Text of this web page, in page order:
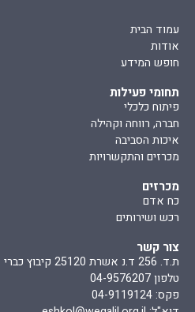
עמוד הבית
אודות
חופש המידע
תחומי פעילות
פיתוח כלכלי
חברה, רווחה וקהילה
איכות הסביבה
מכרזים והתקשרויות
מכרזים
כח אדם
רכש ושירותים
צור קשר
ת.ד. 256 ד.נ אשרת 25120 קיבוץ כברי
טלפון 04-9576207
פקס: 04-9119124